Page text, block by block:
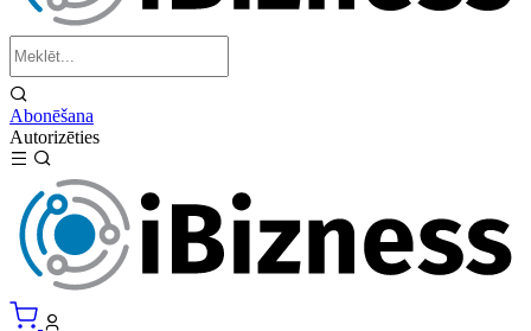
Abonēšana
Autorizēties